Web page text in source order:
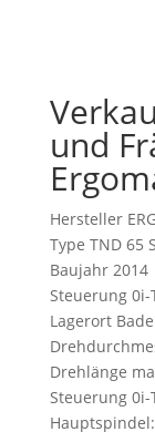
und
Hersteller
Type TND 65 S
Baujahr 2014
Steuerung 0i-
Lagerort
Drehlänge
Steuerung 0i-
Hauptspindel: